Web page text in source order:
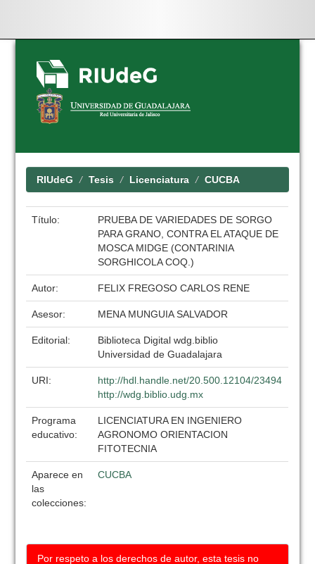
Skip
navigation
RIUdeG Tesis Licenciatura CUCBA
Título:
PRUEBA DE VARIEDADES DE SORGO
PARA GRANO, CONTRA EL ATAQUE DE
MOSCA MIDGE (CONTARINIA
SORGHICOLA COQ.)
Autor: FELIX FREGOSO CARLOS RENE
Asesor: MENA MUNGUIA SALVADOR
Editorial:
Biblioteca Digital wdg.biblio
Universidad de Guadalajara
URI:
http://hdl.handle.net/20.500.12104/23494
http://wdg.biblio.udg.mx
Programa
educativo:
LICENCIATURA EN INGENIERO
AGRONOMO ORIENTACION
FITOTECNIA
Aparece en
las
colecciones:
CUCBA
Por respeto a los derechos de autor, esta tesis no